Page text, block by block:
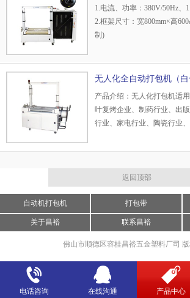
弓架内框距地面：255mm
捆扎形式：手动、脚踏开关
或自动光电控制1-4道可选择。
—BH20A
1.电流、功率：380V/50Hz、
2.框架尺寸：宽800mm×高
制)
4.打包速度：≤2.5秒/道 捆紧
调）
手动等。
6.台面辊道输送，当不需要捆
7.打包带要求：宽为9、11.5
9.产品尺寸：L（200- ∞）
无人化全自动打包机（
—BH10A
产品介绍：无人化打包机适
叶复烤企业、制药行业、出
行业、家电行业、陶瓷行业
无人化捆包机，是指能在无
括包装件的移动和转向，适
返回顶部
自动机打包机 打包带
关于昌裕 联系昌裕
佛山市顺德区容桂昌裕五金塑料厂司
电话咨询 在线沟通 产品中心